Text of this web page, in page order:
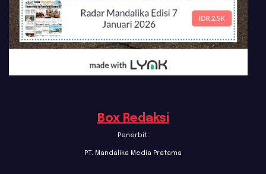
Box Redaksi
Penerbit:
PT. Mandalika Media Pratama